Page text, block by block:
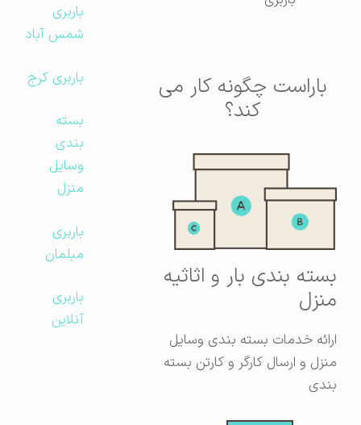
باراست چگونه کار می
کند؟
بسته بندی بار و اثاثیه
منزل
ارائه خدمات بسته بندی وسایل
منزل و ارسال کارگر و کارتن بسته
بندی
باربری
شمس آباد
باربری کرج
بسته
بندی
وسایل
منزل
باربری
مبلمان
باربری
آنلاین